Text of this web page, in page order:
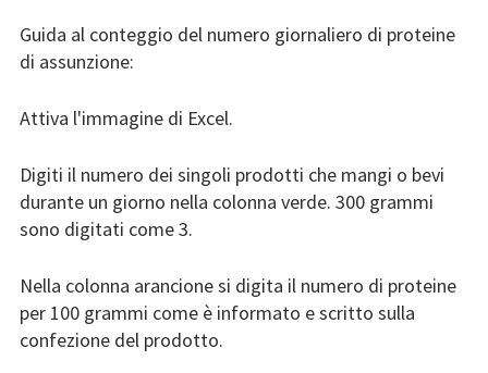
Materiale didattico
Profilo sanitario senior
Calcolatrici
Contando le proteine
Conteggio delle calorie
Processo di invecchiamento delle
Guida al conteggio del numero giornaliero di proteine
di assunzione:
Attiva l'immagine di Excel.
Digiti il numero dei singoli prodotti che mangi o bevi
durante un giorno nella colonna verde. 300 grammi
sono digitati come 3.
Nella colonna arancione si digita il numero di proteine
per 100 grammi come è informato e scritto sulla
confezione del prodotto.